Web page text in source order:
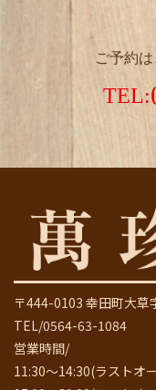
ご予約
TEL:
〒444-0103 幸田町大草
TEL/0564-63-1084
営業時間/
11:30～14:30(ラストオ